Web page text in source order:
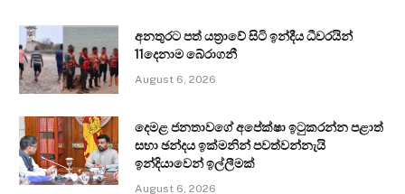
අනතුරට පත් යත්‍රාවේ සිටි ඉන්දීය ධීවරයින්
11දෙනාම බේරාගනී
August 6, 2026
දෙමළ ජනතාවගේ අපේක්ෂා ඉටුකරන්න පළාත්
සභා ඡන්දය ඉක්මනින් පවත්වන්නැයි
ඉන්දියාවෙන් ඉල්ලීමක්
August 6, 2026